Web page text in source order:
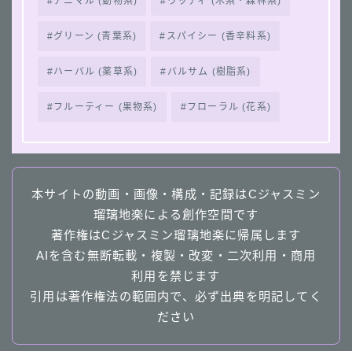
グリーン (青葉系) スパイシー (香辛料系)
ハーバル (薬草系) バルサム (樹脂系)
フルーティー (果物系) フローラル (花系)
本サイトの動画・画像・構成・記録はCジャスミン
瑠璃地楽による創作空間です
著作権はCジャスミン瑠璃地楽に帰属します
AIを含む無断転載・複製・改変・二次利用・商用
利用を禁じます
引用は著作権法の範囲内で、必ず出典を明記してく
ださい